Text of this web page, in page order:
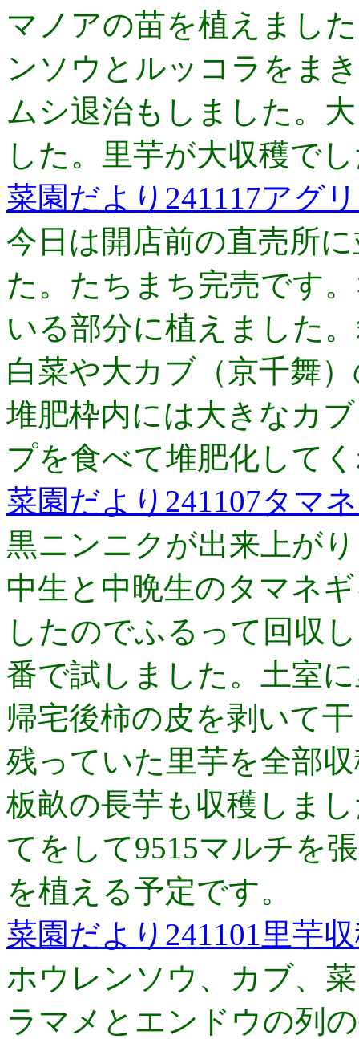
マノアの苗を植えまし
ンソウとルッコラをま
ムシ退治もしました。
した。里芋が大収穫で
菜園だより241117アグ
今日は開店前の直売所
た。たちまち完売です
いる部分に植えました
白菜や大カブ（京千舞
堆肥枠内には大きなカ
プを食べて堆肥化して
菜園だより241107タマ
黒ニンニクが出来上が
中生と中晩生のタマネ
したのでふるって回収
番で試しました。土室
帰宅後柿の皮を剥いて
残っていた里芋を全部
板畝の長芋も収穫しま
てをして9515マルチを
を植える予定です。
菜園だより241101里芋
ホウレンソウ、カブ、
ラマメとエンドウの列